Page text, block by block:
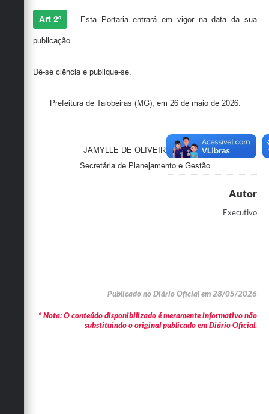
Art 2º Esta Portaria entrará em vigor na data da sua
publicação.
Dê-se ciência e publique-se.
Prefeitura de Taiobeiras (MG), em 26 de maio de 2026.
JAMYLLE DE OLIVEIRA E LUCAS
Secretária de Planejamento e Gestão
Autor
Executivo
Publicado no Diário Oficial em 28/05/2026
* Nota: O conteúdo disponibilizado é meramente informativo não
substituindo o original publicado em Diário Oficial.